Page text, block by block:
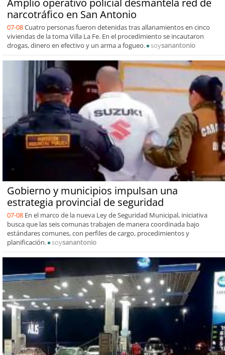
Amplio operativo policial desmantela red de
narcotráfico en San Antonio
07-08Cuatro personas fueron detenidas tras allanamientos en cinco
viviendas de la toma Villa La Fe. En el procedimiento se incautaron
drogas, dinero en efectivo y un arma a fogueo.
soysanantonio
Gobierno y municipios impulsan una
estrategia provincial de seguridad
07-08 En el marco de la nueva Ley de Seguridad Municipal, iniciativa
busca que las seis comunas trabajen de manera coordinada bajo
estándares comunes, con perfiles de cargo, procedimientos y
planificación.
soysanantonio